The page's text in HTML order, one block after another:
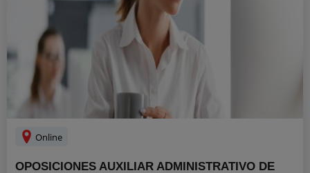
Online
OPOSICIONES AUXILIAR ADMINISTRATIVO DE